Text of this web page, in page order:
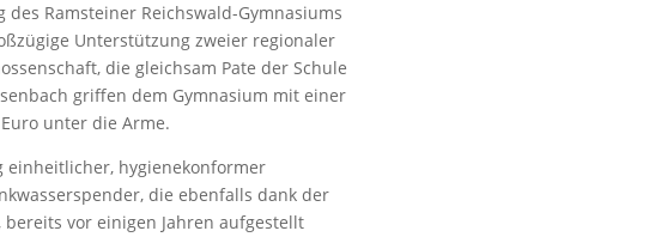
Ramsteiner Reichswald-Gymnasiums
Unterstützung zweier regionaler
die gleichsam Pate der Schule
griffen dem Gymnasium mit einer
unter die Arme.
hygienekonformer
die ebenfalls dank der
vor einigen Jahren aufgestellt